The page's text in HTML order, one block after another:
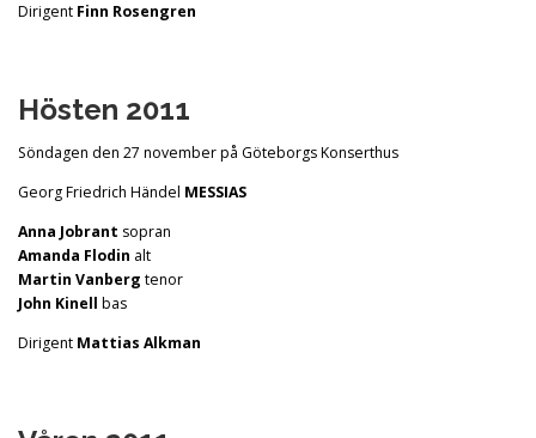
Dirigent Finn Rosengren
Hösten 2011
Söndagen den 27 november på Göteborgs Konserthus
Georg Friedrich Händel MESSIAS
Anna Jobrant sopran
Amanda Flodin alt
Martin Vanberg tenor
John Kinell bas
Dirigent Mattias Alkman